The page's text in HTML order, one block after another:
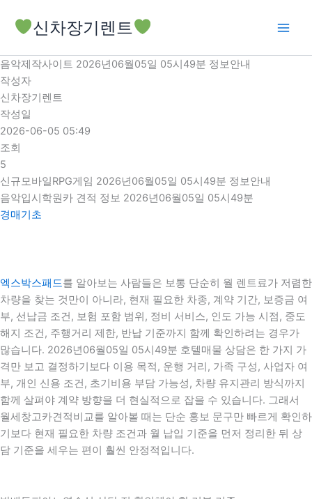
로
건
너
뛰
기
신차장기렌트
음악제작사이트 2026년06월05일 05시49분 정보안내
작성자
신차장기렌트
작성일
2026-06-05 05:49
조회
5
신규모바일RPG게임 2026년06월05일 05시49분 정보안내
음악입시학원카 견적 정보 2026년06월05일 05시49분
경매기초
엑스박스패드를 알아보는 사람들은 보통 단순히 월 렌트료가 저렴한
차량을 찾는 것만이 아니라, 현재 필요한 차종, 계약 기간, 보증금 여
부, 선납금 조건, 보험 포함 범위, 정비 서비스, 인도 가능 시점, 중도
해지 조건, 주행거리 제한, 반납 기준까지 함께 확인하려는 경우가
많습니다. 2026년06월05일 05시49분 호텔매물 상담은 한 가지 가
격만 보고 결정하기보다 이용 목적, 운행 거리, 가족 구성, 사업자 여
부, 개인 신용 조건, 초기비용 부담 가능성, 차량 유지관리 방식까지
함께 살펴야 계약 방향을 더 현실적으로 잡을 수 있습니다. 그래서
월세창고카견적비교를 알아볼 때는 단순 홍보 문구만 빠르게 확인하
기보다 현재 필요한 차량 조건과 월 납입 기준을 먼저 정리한 뒤 상
담 기준을 세우는 편이 훨씬 안정적입니다.